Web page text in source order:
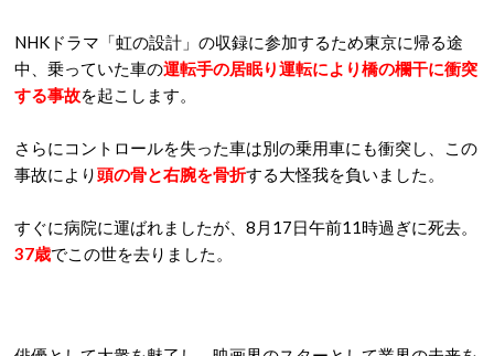
NHKドラマ「虹の設計」の収録に参加するため東京に帰る途
中、乗っていた車の運転手の居眠り運転により橋の欄干に衝突
する事故を起こします。
さらにコントロールを失った車は別の乗用車にも衝突し、この
事故により頭の骨と右腕を骨折する大怪我を負いました。
すぐに病院に運ばれましたが、8月17日午前11時過ぎに死去。
37歳でこの世を去りました。